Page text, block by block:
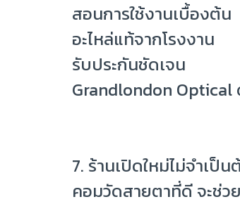
สอนการใช้งานเบื้องต้น
อะไหล่แท้จากโรงงาน
รับประกันชัดเจน
Grandlondon
7. ร้านเปิดใหม่ไม่จำเป็
คอมวัดสายตาที่ดี จะช่ว